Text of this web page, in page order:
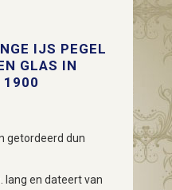
IJS PEGEL
GLAS IN
1900
getordeerd dun
lang en dateert van